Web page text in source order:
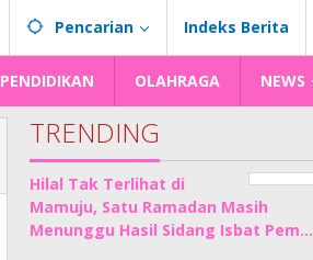
Pencarian Indeks Berita
PENDIDIKAN OLAHRAGA NEWS
TRENDING
Hilal Tak Terlihat di
Mamuju, Satu Ramadan Masih
Menunggu Hasil Sidang Isbat Pem…